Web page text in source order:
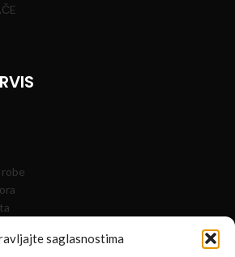
saglasnostima